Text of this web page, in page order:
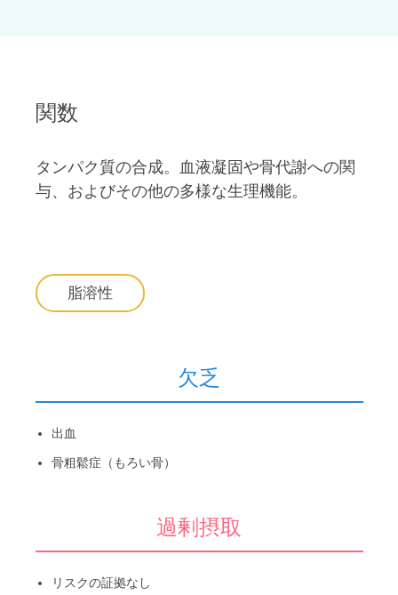
関数
タンパク質の合成。血液凝固や骨代謝への関
与、およびその他の多様な生理機能。
脂溶性
欠乏
出血
骨粗鬆症（もろい骨）
過剰摂取
リスクの証拠なし